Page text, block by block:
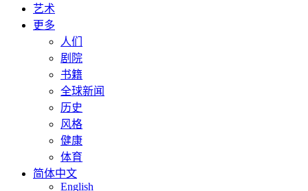
艺术
更多
人们
剧院
书籍
全球新闻
历史
风格
健康
体育
简体中文
English